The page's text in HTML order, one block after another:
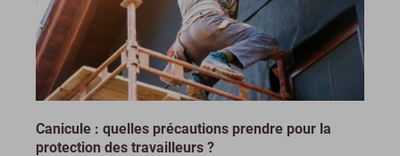
Canicule : quelles précautions prendre pour la
protection des travailleurs ?